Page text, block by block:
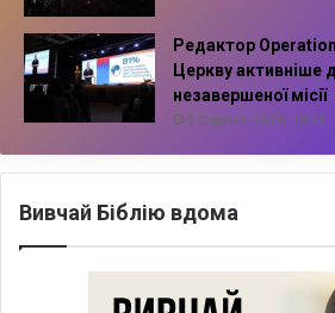
Редактор
Церкву активніше
незавершеної місії
5 Серпня, 2026, 10:14
Вивчай Біблію вдома